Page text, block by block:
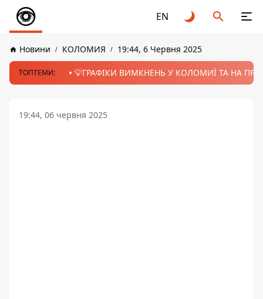
EN
Новини КОЛОМИЯ 19:44, 6 Червня 2025
ТОПТЕМИ: 💡ГРАФІКИ ВИМКНЕНЬ У КОЛОМИЇ ТА НА
19:44, 06 червня 2025